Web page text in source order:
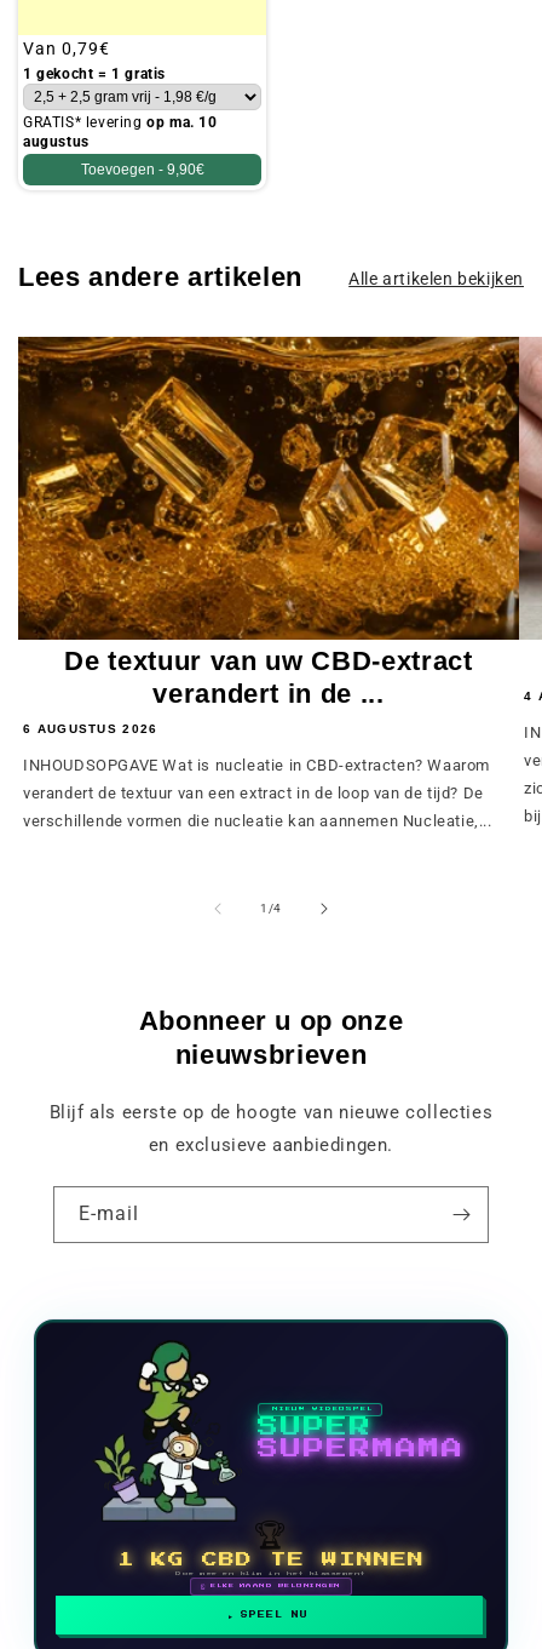
Gebruikelijke
prijs
Van 0,79€
1 gekocht = 1 gratis
GRATIS* leveringop ma. 10
augustus
Toevoegen - 9,90€
Lees andere artikelen Alle artikelen bekijken
De textuur van uw CBD-extract
verandert in de ...
6 AUGUSTUS 2026
INHOUDSOPGAVE Wat is nucleatie in CBD-extracten? Waarom
verandert de textuur van een extract in de loop van de tijd? De
verschillende vormen die nucleatie kan aannemen Nucleatie,...
4
1 /van
4
Abonneer u op onze
nieuwsbrieven
Blijf als eerste op de hoogte van nieuwe collecties
en exclusieve aanbiedingen.
E-mail
NIEUW VIDEOSPEL
SUPER
SUPERMAMA
🏆
1 KG CBD TE WINNEN
Doe mee en klim in het klassement
🗓 ELKE MAAND BELONINGEN
SPEEL NU